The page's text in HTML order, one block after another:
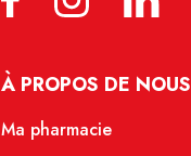
À PROPOS DE NOUS
Ma pharmacie